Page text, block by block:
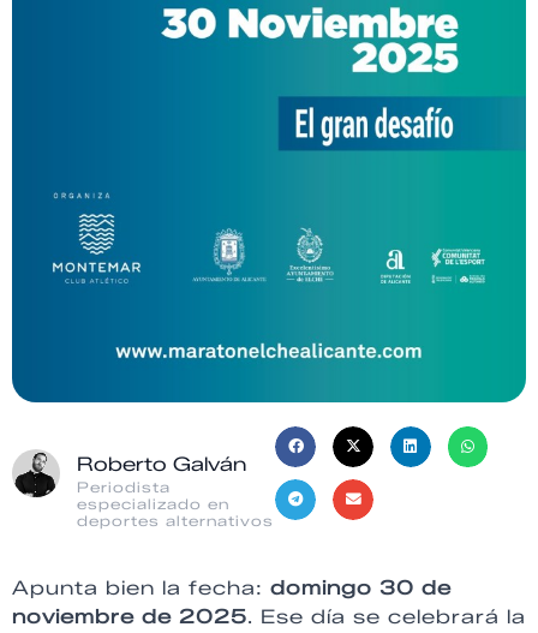
Roberto Galván
Periodista
especializado en
deportes alternativos
Apunta bien la fecha: domingo 30 de
noviembre de 2025. Ese día se celebrará la